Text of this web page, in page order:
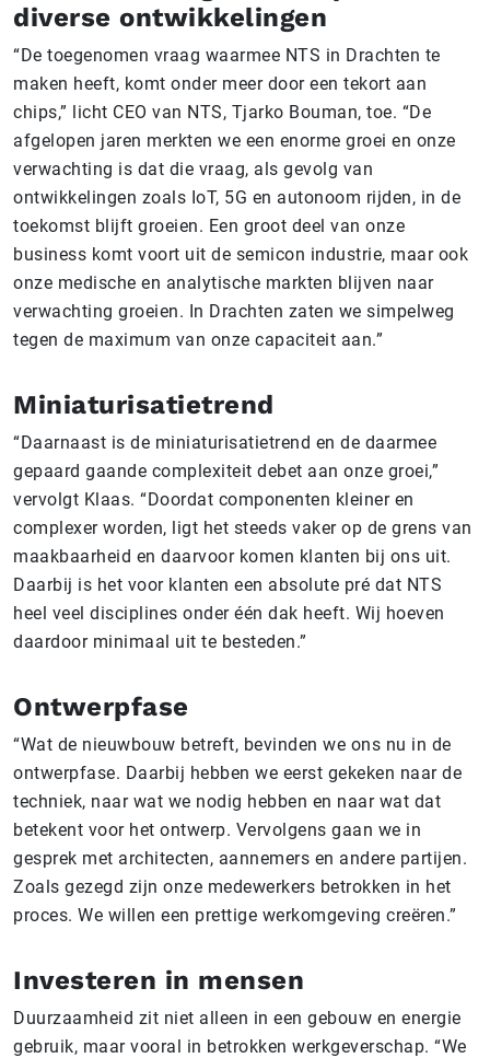
diverse ontwikkelingen
“De toegenomen vraag waarmee NTS in Drachten te
maken heeft, komt onder meer door een tekort aan
chips,” licht CEO van NTS, Tjarko Bouman, toe. “De
afgelopen jaren merkten we een enorme groei en onze
verwachting is dat die vraag, als gevolg van
ontwikkelingen zoals IoT, 5G en autonoom rijden, in de
toekomst blijft groeien. Een groot deel van onze
business komt voort uit de semicon industrie, maar ook
onze medische en analytische markten blijven naar
verwachting groeien. In Drachten zaten we simpelweg
tegen de maximum van onze capaciteit aan.”
Miniaturisatietrend
“Daarnaast is de miniaturisatietrend en de daarmee
gepaard gaande complexiteit debet aan onze groei,”
vervolgt Klaas. “Doordat componenten kleiner en
complexer worden, ligt het steeds vaker op de grens van
maakbaarheid en daarvoor komen klanten bij ons uit.
Daarbij is het voor klanten een absolute pré dat NTS
heel veel disciplines onder één dak heeft. Wij hoeven
daardoor minimaal uit te besteden.”
Ontwerpfase
“Wat de nieuwbouw betreft, bevinden we ons nu in de
ontwerpfase. Daarbij hebben we eerst gekeken naar de
techniek, naar wat we nodig hebben en naar wat dat
betekent voor het ontwerp. Vervolgens gaan we in
gesprek met architecten, aannemers en andere partijen.
Zoals gezegd zijn onze medewerkers betrokken in het
proces. We willen een prettige werkomgeving creëren.”
Investeren in mensen
Duurzaamheid zit niet alleen in een gebouw en energie
gebruik, maar vooral in betrokken werkgeverschap. “We